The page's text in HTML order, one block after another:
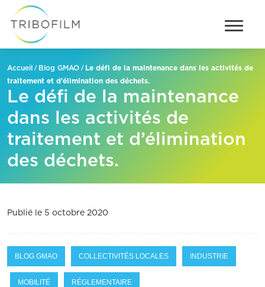
Accueil / Blog GMAO / Le défi de la maintenance dans les activités de
traitement et d’élimination des déchets.
Le défi de la maintenance
dans les activités de
traitement et d’élimination
des déchets.
Publié le 5 octobre 2020
BLOG GMAO COLLECTIVITÉS LOCALES INDUSTRIE
MOBILITÉ RÉGLEMENTAIRE